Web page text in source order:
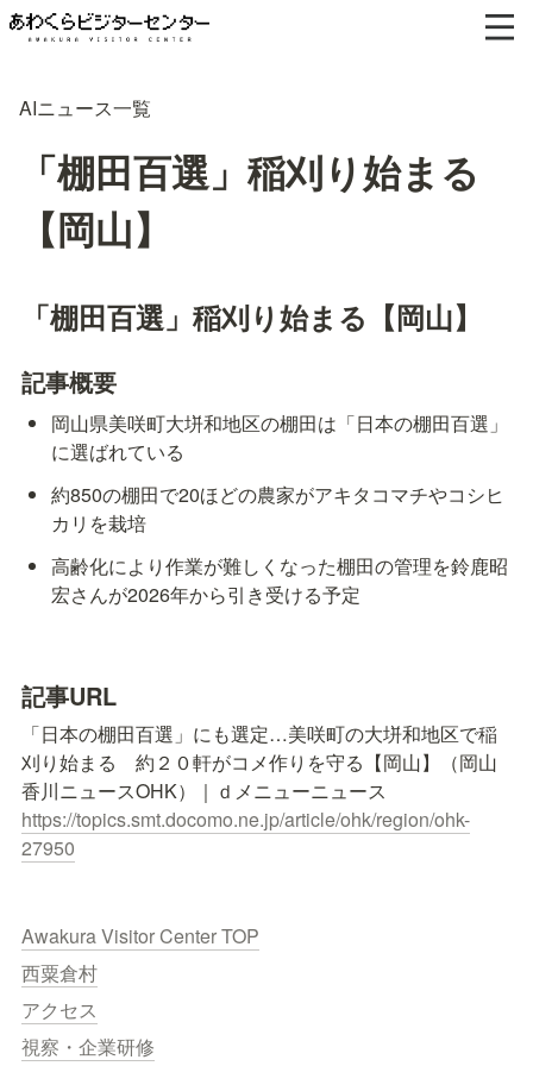
AIニュース一覧
「棚田百選」稲刈り始まる
【岡山】
「棚田百選」稲刈り始まる【岡山】
記事概要
岡山県美咲町大垪和地区の棚田は「日本の棚田百選」
に選ばれている
約850の棚田で20ほどの農家がアキタコマチやコシヒ
カリを栽培
高齢化により作業が難しくなった棚田の管理を鈴鹿昭
宏さんが2026年から引き受ける予定
記事URL
「日本の棚田百選」にも選定…美咲町の大垪和地区で稲
刈り始まる　約２０軒がコメ作りを守る【岡山】（岡山
https://topics.smt.docomo.ne.jp/article/ohk/region/ohk-
27950
Awakura Visitor Center TOP
西粟倉村
アクセス
視察・企業研修